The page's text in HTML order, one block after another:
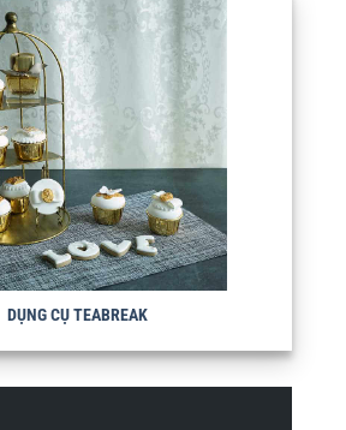
DỤNG CỤ TEABREAK